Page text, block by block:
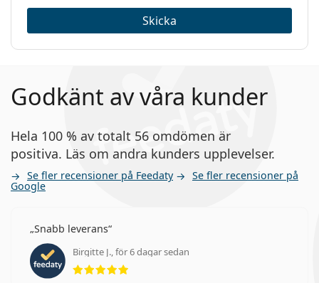
Skicka
Godkänt av våra kunder
Hela 100 % av totalt 56 omdömen är
positiva. Läs om andra kunders upplevelser.
Se fler recensioner på Feedaty Se fler recensioner på
Google
Snabb leverans
Birgitte J., för 6 dagar sedan
Betyg 5 av 5